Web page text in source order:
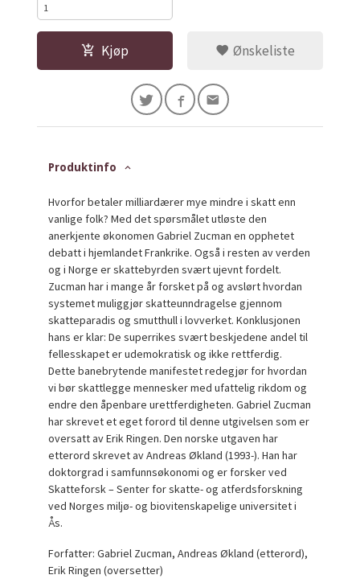
Kjøp Ønskeliste
Produktinfo
Hvorfor betaler milliardærer mye mindre i skatt enn
vanlige folk? Med det spørsmålet utløste den
anerkjente økonomen Gabriel Zucman en opphetet
debatt i hjemlandet Frankrike. Også i resten av verden
og i Norge er skattebyrden svært ujevnt fordelt.
Zucman har i mange år forsket på og avslørt hvordan
systemet muliggjør skatteunndragelse gjennom
skatteparadis og smutthull i lovverket. Konklusjonen
hans er klar: De superrikes svært beskjedene andel til
fellesskapet er udemokratisk og ikke rettferdig.
Dette banebrytende manifestet redegjør for hvordan
vi bør skattlegge mennesker med ufattelig rikdom og
endre den åpenbare urettferdigheten. Gabriel Zucman
har skrevet et eget forord til denne utgivelsen som er
oversatt av Erik Ringen. Den norske utgaven har
etterord skrevet av Andreas Økland (1993-). Han har
doktorgrad i samfunnsøkonomi og er forsker ved
Skatteforsk – Senter for skatte- og atferdsforskning
ved Norges miljø- og biovitenskapelige universitet i
Ås.
Forfatter: Gabriel Zucman, Andreas Økland (etterord),
Erik Ringen (oversetter)